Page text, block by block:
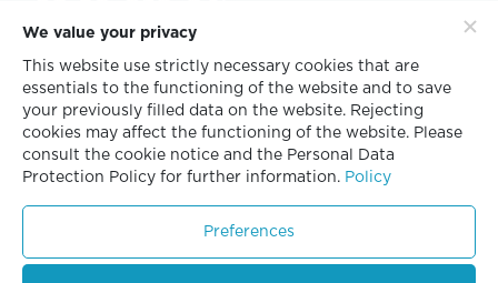
สำนักงานใหญ่
628 ชั้น 3 อาคารทริพเพิล ไอ
ซอยกลับชม ถนนนนทรี แขวงช่องนนทรี
เขตยานนาวา กรุงเทพฯ 10120
โทร. 02 681 8700
โทรสาร. 02 681 8701
We value your privacy
This website use strictly necessary cookies that are
essentials to the functioning of the website and to save
your previously filled data on the website. Rejecting
cookies may affect the functioning of the website. Please
consult the cookie notice and the Personal Data
Protection Policy for further information. Policy
Preferences